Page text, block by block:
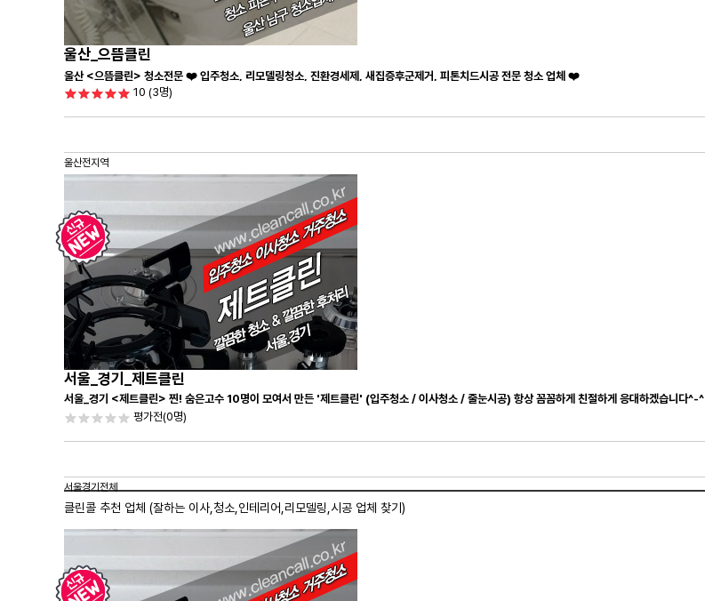
울산_으뜸클린
울산 <으뜸클린> 청소전문 ❤️ 입주청소, 리모델링청소, 진환경세제, 새집증후군제거, 피톤치드시공 전문 청소 업체 ❤️
10 (3명)
울산전지역
서울_경기_제트클린
서울_경기 <제트클린> 찐! 숨은고수 10명이 모여서 만든 '제트클린' (입주청소 / 이사청소 / 줄눈시공) 항상 꼼꼼하게 친절하게 응대하겠습니다^-^
평가전(0명)
서울경기전체
클린콜 추천 업체 (잘하는 이사, 청소 ,인테리어,리모델링,시공 업체 찾기)